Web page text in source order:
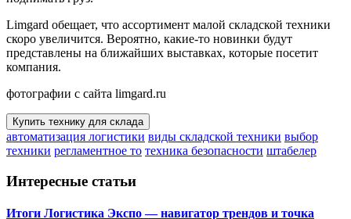
Limgard обещает, что ассортимент малой складской техники
скоро увеличится. Вероятно, какие-то новинки будут
представлены на ближайших выставках, которые посетит
компания.
фотографии с сайта limgard.ru
Купить технику для склада
автоматизация логистики виды складской техники выбор
техники регламентное то техника безопасности штабелер
Интересные статьи
Итоги Логистика Экспо — навигатор трендов и точка